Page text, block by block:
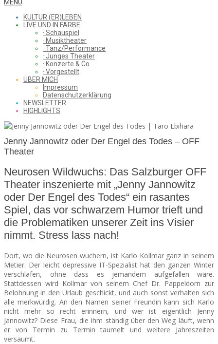
WHAT
SAW
FROM
THE
CHEAP
SEATS
Menu
MENU
KULTUR (ER)LEBEN
LIVE UND IN FARBE
· Schauspiel
· Musiktheater
· Tanz/Performance
· Junges Theater
· Konzerte & Co
· Vorgestellt
ÜBER MICH
Impressum
Datenschutzerklärung
NEWSLETTER
HIGHLIGHTS
Jenny Jannowitz oder Der Engel des Todes – OFF
Theater
Neurosen Wildwuchs: Das Salzburger OFF
Theater inszenierte mit „Jenny Jannowitz
oder Der Engel des Todes“ ein rasantes
Spiel, das vor schwarzem Humor trieft und
die Problematiken unserer Zeit ins Visier
nimmt. Stress lass nach!
Dort, wo die Neurosen wuchern, ist Karlo Kollmar ganz in seinem
Metier. Der leicht depressive IT-Spezialist hat den ganzen Winter
verschlafen, ohne dass es jemandem aufgefallen wäre.
Stattdessen wird Kollmar von seinem Chef Dr. Pappeldorn zur
Belohnung in den Urlaub geschickt, und auch sonst verhalten sich
alle merkwürdig. An den Namen seiner Freundin kann sich Karlo
nicht mehr so recht erinnern, und wer ist eigentlich Jenny
Jannowitz? Diese Frau, die ihm ständig über den Weg läuft, wenn
er von Termin zu Termin taumelt und weitere Jahreszeiten
versäumt.